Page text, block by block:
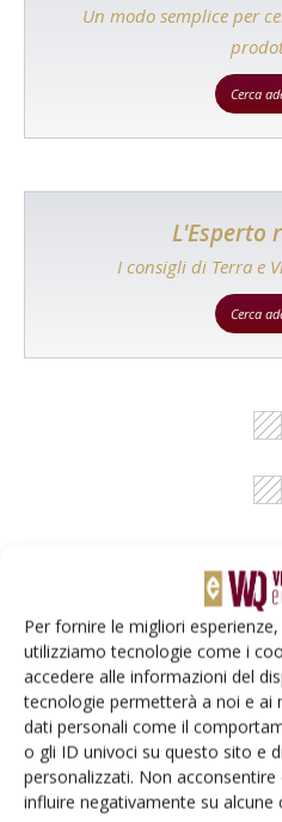
Per fornire le migliori
utilizziamo tecnologie come i
accedere alle informazioni del
tecnologie permetterà a noi e ai
dati personali come il
o gli ID univoci su questo sito e
personalizzati. Non
influire negativamente su alcune
Un modo semplice per
Cerca
L'Esperto
I consigli di Terra e
Cerca
Rimani
Iscriviti alle